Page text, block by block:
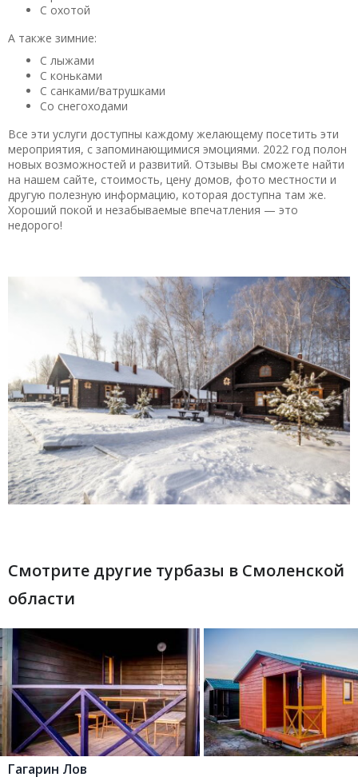
С охотой
А также зимние:
С лыжами
С коньками
С санками/ватрушками
Со снегоходами
Все эти услуги доступны каждому желающему посетить эти
мероприятия, с запоминающимися эмоциями. 2022 год полон
новых возможностей и развитий. Отзывы Вы сможете найти
на нашем сайте, стоимость, цену домов, фото местности и
другую полезную информацию, которая доступна там же.
Хороший покой и незабываемые впечатления — это
недорого!
Смотрите другие турбазы в Смоленской
области
Гагарин Лов